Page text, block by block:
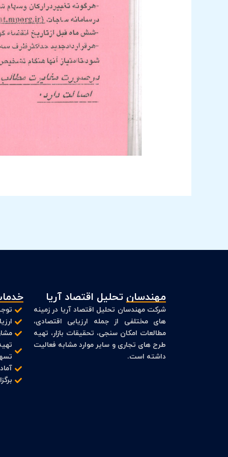
مهندسان تحلیل اقتصاد آریا
شرکت مهندسان تحلیل اقتصاد آریا در زمینه
های مختلفی از جمله ارزیابی اقتصادی،
مطالعات امکان سنجی، تحقیقات بازار، تهیه
طرح های تجاری و سایر موارد مشابه فعالیت
داشته است.